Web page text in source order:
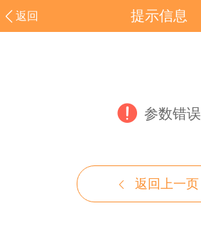
返回 提示信息
参数错误
返回上一页